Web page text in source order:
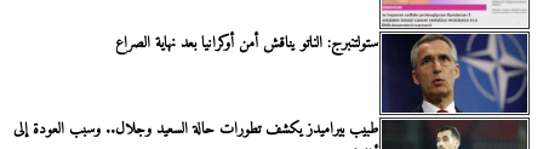
ستولتنبرج: الناتو يناقش أمن أوكرانيا بعد نهاية الصراع
طبيب بيراميدز يكشف تطورات حالة السعيد وجلال.. وسبب العودة إلى